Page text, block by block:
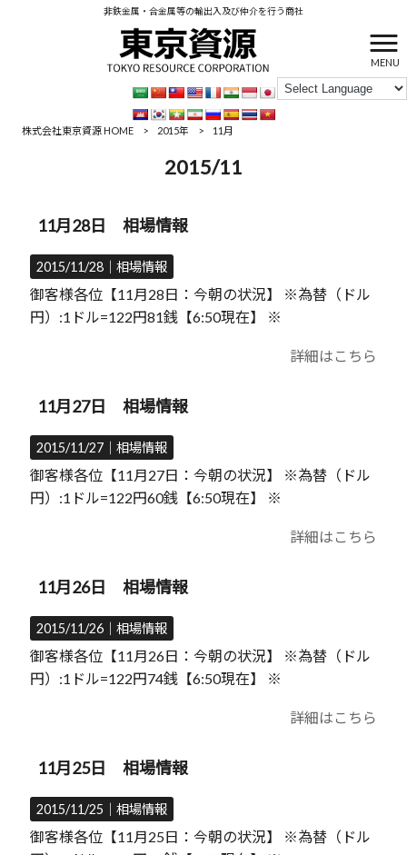
非鉄金属・合金属等の輸出入及び仲介を行う商社
MENU
株式会社東京資源 HOME > 2015年 > 11月
2015/11
11月28日 相場情報
2015/11/28｜相場情報
御客様各位【11月28日：今朝の状況】 ※為替（ドル
円）:1ドル=122円81銭【6:50現在】 ※
詳細はこちら
11月27日 相場情報
2015/11/27｜相場情報
御客様各位【11月27日：今朝の状況】 ※為替（ドル
円）:1ドル=122円60銭【6:50現在】 ※
詳細はこちら
11月26日 相場情報
2015/11/26｜相場情報
御客様各位【11月26日：今朝の状況】 ※為替（ドル
円）:1ドル=122円74銭【6:50現在】 ※
詳細はこちら
11月25日 相場情報
2015/11/25｜相場情報
御客様各位【11月25日：今朝の状況】 ※為替（ドル